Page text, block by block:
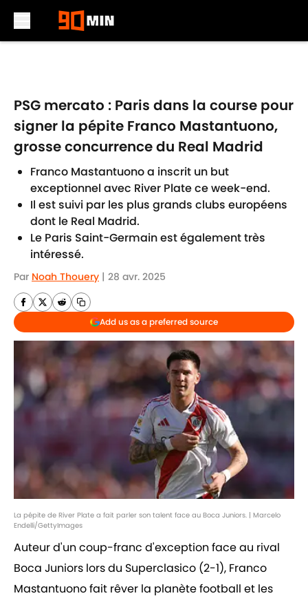
PSG mercato : Paris dans la course pour
signer la pépite Franco Mastantuono,
grosse concurrence du Real Madrid
Franco Mastantuono a inscrit un but
exceptionnel avec River Plate ce week-end.
Il est suivi par les plus grands clubs européens
dont le Real Madrid.
Le Paris Saint-Germain est également très
intéressé.
Par Noah Thouery | 28 avr. 2025
Add us as a preferred source
La pépite de River Plate a fait parler son talent face au Boca Juniors. | Marcelo
Endelli/GettyImages
Auteur d'un coup-franc d'exception face au rival
Boca Juniors lors du Superclasico (2-1), Franco
Mastantuono fait rêver la planète football et les